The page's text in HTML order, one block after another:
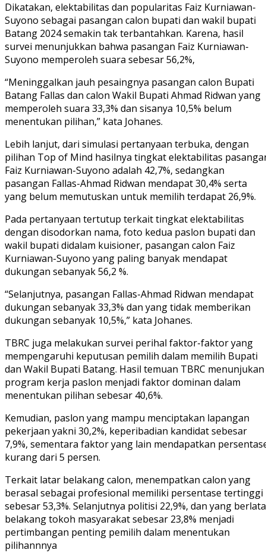
Dikatakan, elektabilitas dan popularitas Faiz Kurniawan-
Suyono sebagai pasangan calon bupati dan wakil bupati
Batang 2024 semakin tak terbantahkan. Karena, hasil
survei menunjukkan bahwa pasangan Faiz Kurniawan-
Suyono memperoleh suara sebesar 56,2%,
“Meninggalkan jauh pesaingnya pasangan calon Bupati
Batang Fallas dan calon Wakil Bupati Ahmad Ridwan yang
memperoleh suara 33,3% dan sisanya 10,5% belum
menentukan pilihan,” kata Johanes.
Lebih lanjut, dari simulasi pertanyaan terbuka, dengan
pilihan Top of Mind hasilnya tingkat elektabilitas
Faiz Kurniawan-Suyono adalah 42,7%, sedangkan
pasangan Fallas-Ahmad Ridwan mendapat 30,4% serta
yang belum memutuskan untuk memilih terdapat 26,9%.
Pada pertanyaan tertutup terkait tingkat elektabilitas
dengan disodorkan nama, foto kedua paslon bupati dan
wakil bupati didalam kuisioner, pasangan calon Faiz
Kurniawan-Suyono yang paling banyak mendapat
dukungan sebanyak 56,2 %.
“Selanjutnya, pasangan Fallas-Ahmad Ridwan mendapat
dukungan sebanyak 33,3% dan yang tidak memberikan
dukungan sebanyak 10,5%,” kata Johanes.
TBRC juga melakukan survei perihal faktor-faktor yang
mempengaruhi keputusan pemilih dalam memilih Bupati
dan Wakil Bupati Batang. Hasil temuan TBRC menunjukan
program kerja paslon menjadi faktor dominan dalam
menentukan pilihan sebesar 40,6%.
Kemudian, paslon yang mampu menciptakan lapangan
pekerjaan yakni 30,2%, keperibadian kandidat sebesar
7,9%, sementara faktor yang lain mendapatkan
kurang dari 5 persen.
Terkait latar belakang calon, menempatkan calon yang
berasal sebagai profesional memiliki persentase tertinggi
sebesar 53,3%. Selanjutnya politisi 22,9%, dan yang
belakang tokoh masyarakat sebesar 23,8% menjadi
pertimbangan penting pemilih dalam menentukan
pilihannnya